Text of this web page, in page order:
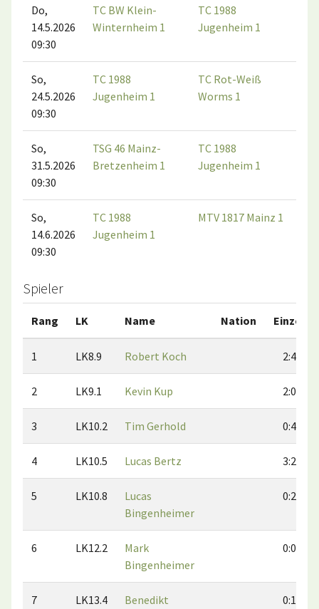
Do,
14.5.2026
09:30
TC BW Klein-
Winternheim 1
TC 1988
Jugenheim 1
So,
24.5.2026
09:30
TC 1988
Jugenheim 1
TC Rot-Weiß
Worms 1
So,
31.5.2026
09:30
TSG 46 Mainz-
Bretzenheim 1
TC 1988
Jugenheim 1
So,
14.6.2026
09:30
TC 1988
Jugenheim 1
MTV 1817 Mainz 1
Spieler
Rang LK Name Nation Einzel
1 LK8.9 Robert Koch 2:4
2 LK9.1 Kevin Kup 2:0
3 LK10.2 Tim Gerhold 0:4
4 LK10.5 Lucas Bertz 3:2
5 LK10.8
Lucas
Bingenheimer
0:2
6 LK12.2
Mark
Bingenheimer
0:0
7 LK13.4
Benedikt
0:1